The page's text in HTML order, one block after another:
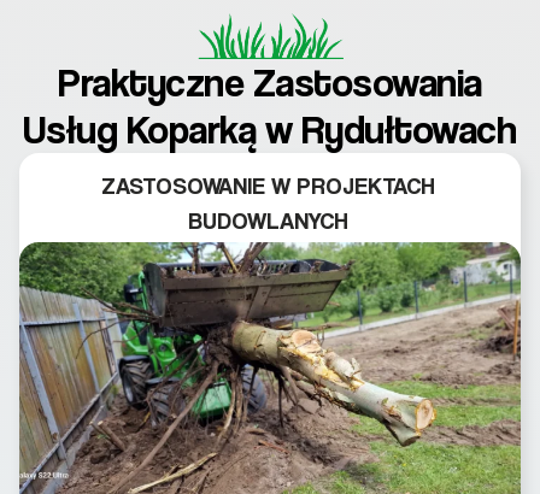
Praktyczne Zastosowania
Usług Koparką w Rydułtowach
ZASTOSOWANIE W PROJEKTACH
BUDOWLANYCH